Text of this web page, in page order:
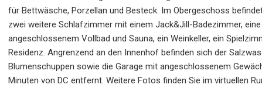
für Bettwäsche, Porzellan und Besteck. Im Obergeschoss
zwei weitere Schlafzimmer mit einem Jack&Jill-Badezimmer,
angeschlossenem Vollbad und Sauna, ein Weinkeller, ein
Residenz. Angrenzend an den Innenhof befinden sich der
Blumenschuppen sowie die Garage mit angeschlossenem
Minuten von DC entfernt. Weitere Fotos finden Sie im virtuellen